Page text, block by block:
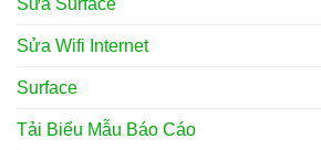
Sửa Wifi Internet
Surface
Tải Biểu Mẫu Báo Cáo